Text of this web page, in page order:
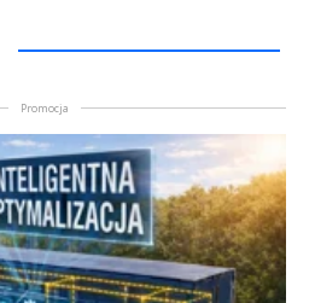
Promocja